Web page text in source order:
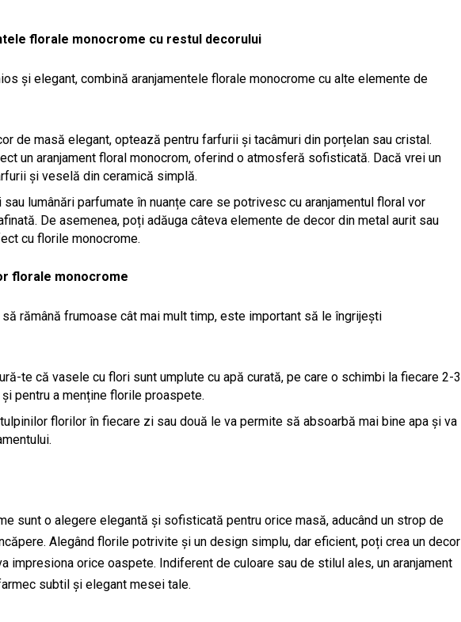
florale monocrome cu restul decorului
și elegant, combină aranjamentele florale monocrome cu alte elemente de
de masă elegant, optează pentru farfurii și tacâmuri din porțelan sau cristal.
un aranjament floral monocrom, oferind o atmosferă sofisticată. Dacă vrei un
și veselă din ceramică simplă.
sau lumânări parfumate în nuanțe care se potrivesc cu aranjamentul floral vor
De asemenea, poți adăuga câteva elemente de decor din metal aurit sau
cu florile monocrome.
florale monocrome
rămână frumoase cât mai mult timp, este important să le îngrijești
te că vasele cu flori sunt umplute cu apă curată, pe care o schimbi la fiecare 2-3
pentru a menține florile proaspete.
florilor în fiecare zi sau două le va permite să absoarbă mai bine apa și va
sunt o alegere elegantă și sofisticată pentru orice masă, aducând un strop de
Alegând florile potrivite și un design simplu, dar eficient, poți crea un decor
impresiona orice oaspete. Indiferent de culoare sau de stilul ales, un aranjament
subtil și elegant mesei tale.